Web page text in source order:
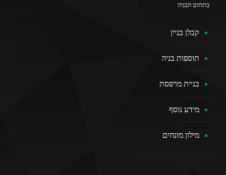
בתחום הבניה
קבלן בניין
תוספות בניה
בניית מרפסת
מידע נוסף
מילון מונחים